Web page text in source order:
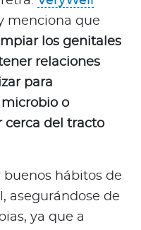
menciona que
los genitales
relaciones
para
o
cerca del tracto
hábitos de
asegurándose de
ya que a